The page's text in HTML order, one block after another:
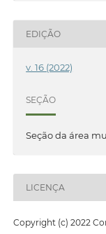
EDIÇÃO
v. 16 (2022)
SEÇÃO
Seção da área
LICENÇA
Copyright (c) 2022